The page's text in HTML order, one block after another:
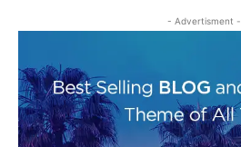
- Advertisment -